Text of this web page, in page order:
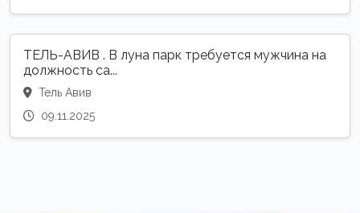
ТЕЛЬ-АВИВ . В луна парк требуется мужчина на
должность са...
Тель Авив
09.11.2025